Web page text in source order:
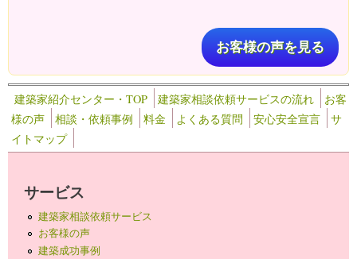
お客様の声を見る
建築家紹介センター・TOP 建築家相談依頼サービスの流れ
お客
様の声
相談・依頼事例 料金 よくある質問 安心安全宣言
サ
イトマップ
サービス
建築家相談依頼サービス
お客様の声
建築成功事例